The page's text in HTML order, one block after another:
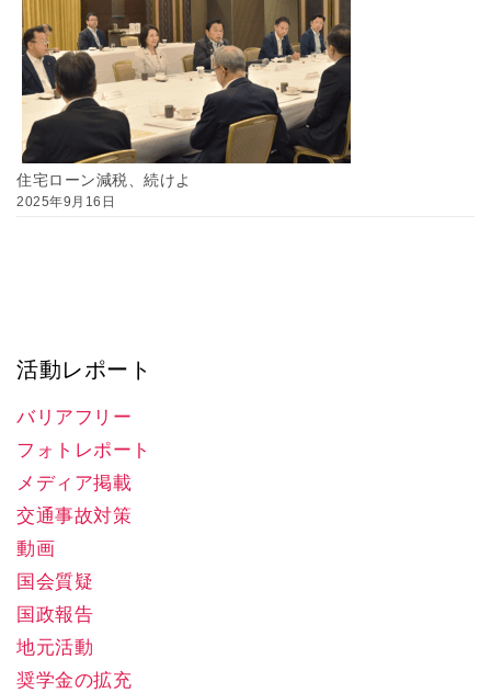
住宅ローン減税、続けよ
2025年9月16日
活動レポート
バリアフリー
フォトレポート
メディア掲載
交通事故対策
動画
国会質疑
国政報告
地元活動
奨学金の拡充